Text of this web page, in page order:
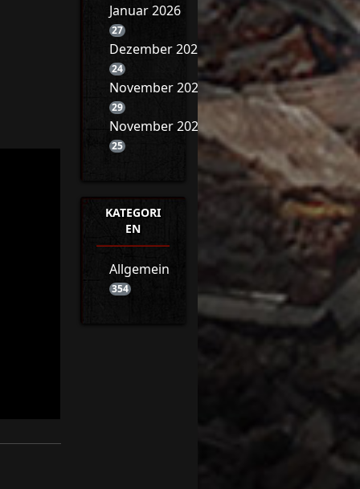
Januar 2026
27
Dezember 2025
24
November 2025
29
November 2025
25
KATEGORI
EN
Allgemein
354